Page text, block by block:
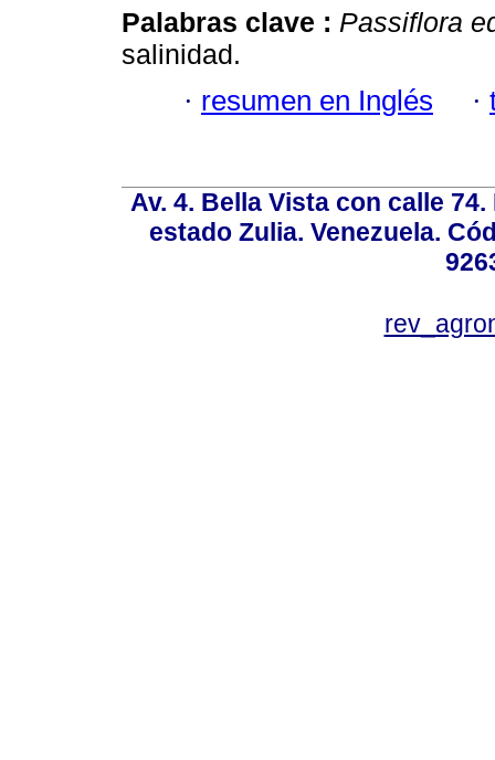
Palabras clave : Passiflora
salinidad.
· resumen en Inglés ·
Av. 4. Bella Vista con calle
estado Zulia. Venezuela.